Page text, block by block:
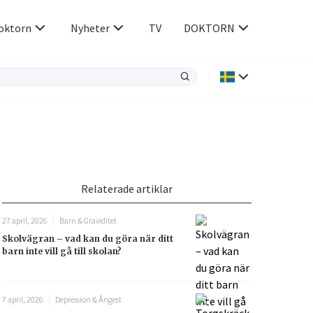
Rökavvänjning
Rörelseapparaten
Sex & Samliv
Sömn & Stress
Nyheter TV DOKTORN
Relaterade artiklar
27 april, 2026
Barn & Graviditet
Skolvägran – vad kan du göra när ditt
barn inte vill gå till skolan?
7 april, 2026
Depression & Ångest